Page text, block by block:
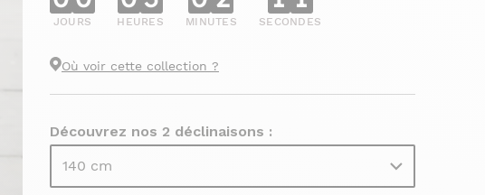
JOURS HEURES MINUTES SECONDES
Où voir cette collection ?
Découvrez nos 2 déclinaisons :
140 cm